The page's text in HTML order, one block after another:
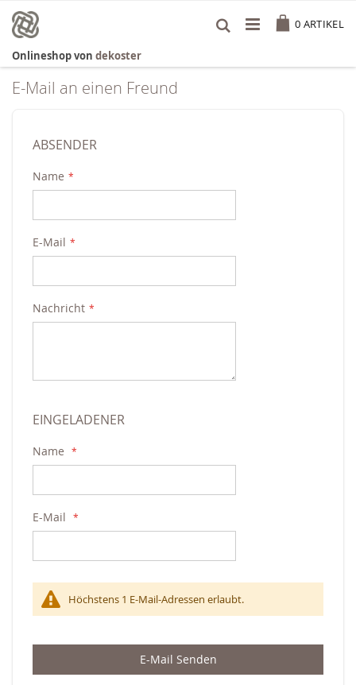
Inhalt
springen
0 ARTIKEL
Onlineshop von dekoster
E-Mail an einen Freund
ABSENDER
Name
E-Mail
Nachricht
EINGELADENER
Name
E-Mail
Höchstens 1 E-Mail-Adressen erlaubt.
E-Mail Senden